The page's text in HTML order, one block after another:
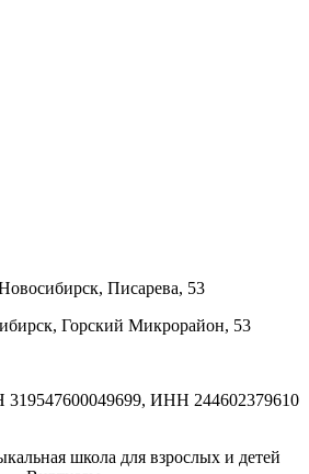
, Писарева, 53
, Горский Микрорайон, 53
ИНН 244602379610
школа для взрослых и детей